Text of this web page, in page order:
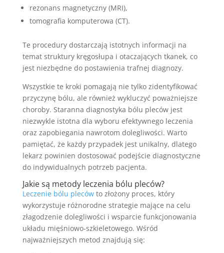
rezonans magnetyczny (MRI),
tomografia komputerowa (CT).
Te procedury dostarczają istotnych informacji na
temat struktury kręgosłupa i otaczających tkanek, co
jest niezbędne do postawienia trafnej diagnozy.
Wszystkie te kroki pomagają nie tylko zidentyfikować
przyczynę bólu, ale również wykluczyć poważniejsze
choroby. Staranna diagnostyka bólu pleców jest
niezwykle istotna dla wyboru efektywnego leczenia
oraz zapobiegania nawrotom dolegliwości. Warto
pamiętać, że każdy przypadek jest unikalny, dlatego
lekarz powinien dostosować podejście diagnostyczne
do indywidualnych potrzeb pacjenta.
Jakie są metody leczenia bólu pleców?
Leczenie bólu plecówto złożony proces, który
wykorzystuje różnorodne strategie mające na celu
złagodzenie dolegliwości i wsparcie funkcjonowania
układu mięśniowo-szkieletowego. Wśród
najważniejszych metod znajdują się: